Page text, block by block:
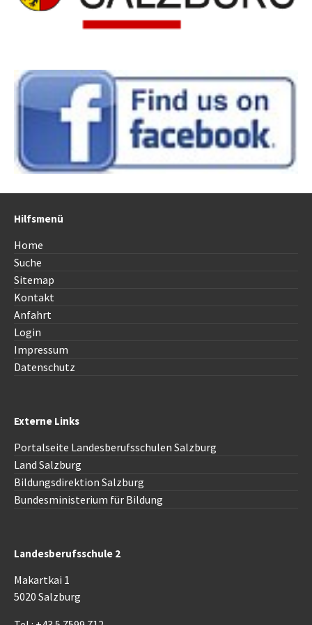
Hilfsmenü
Home
Suche
Sitemap
Kontakt
Anfahrt
Login
Impressum
Datenschutz
Externe Links
Portalseite Landesberufsschulen Salzburg
Land Salzburg
Bildungsdirektion Salzburg
Bundesministerium für Bildung
Landesberufsschule 2
Makartkai 1
5020 Salzburg